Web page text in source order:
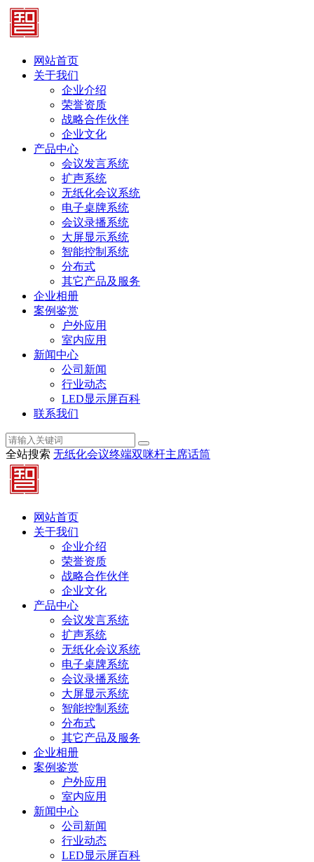
网站首页
关于我们
企业介绍
荣誉资质
战略合作伙伴
企业文化
产品中心
会议发言系统
扩声系统
无纸化会议系统
电子桌牌系统
会议录播系统
大屏显示系统
智能控制系统
分布式
其它产品及服务
企业相册
案例鉴赏
户外应用
室内应用
新闻中心
公司新闻
行业动态
LED显示屏百科
联系我们
全站搜索 无纸化会议终端双咪杆主席话筒
网站首页
关于我们
企业介绍
荣誉资质
战略合作伙伴
企业文化
产品中心
会议发言系统
扩声系统
无纸化会议系统
电子桌牌系统
会议录播系统
大屏显示系统
智能控制系统
分布式
其它产品及服务
企业相册
案例鉴赏
户外应用
室内应用
新闻中心
公司新闻
行业动态
LED显示屏百科